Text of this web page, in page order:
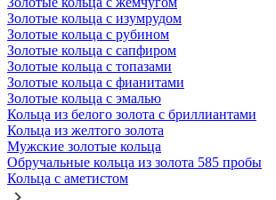
Золотые кольца с изумрудом
Золотые кольца с рубином
Золотые кольца с сапфиром
Золотые кольца с топазами
Золотые кольца с фианитами
Золотые кольца с эмалью
Кольца из белого золота с бриллиантами
Кольца из желтого золота
Мужские золотые кольца
Обручальные кольца из золота 585 пробы
Кольца с аметистом